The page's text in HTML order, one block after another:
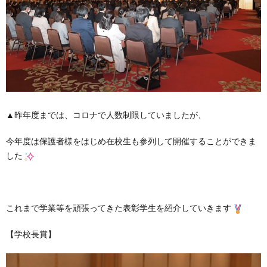
▲昨年度までは、コロナで人数制限していましたが、
今年度は保護者様をはじめ在校生も参列して開催することができま
した
これまで学業等を頑張ってきた表彰学生を紹介していきます
【学校長賞】